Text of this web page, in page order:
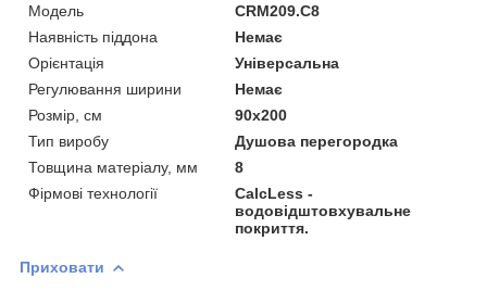
Мoдель
CRM209.C8
Наявність піддона
Немає
Орієнтація
Універсальна
Регулювання ширини
Немає
Розмір, см
90x200
Тип виробу
Душова перегородка
Товщина матеріалу, мм
8
Фірмові технології
CalcLess -
водовідштовхувальне
покриття.
Приховати